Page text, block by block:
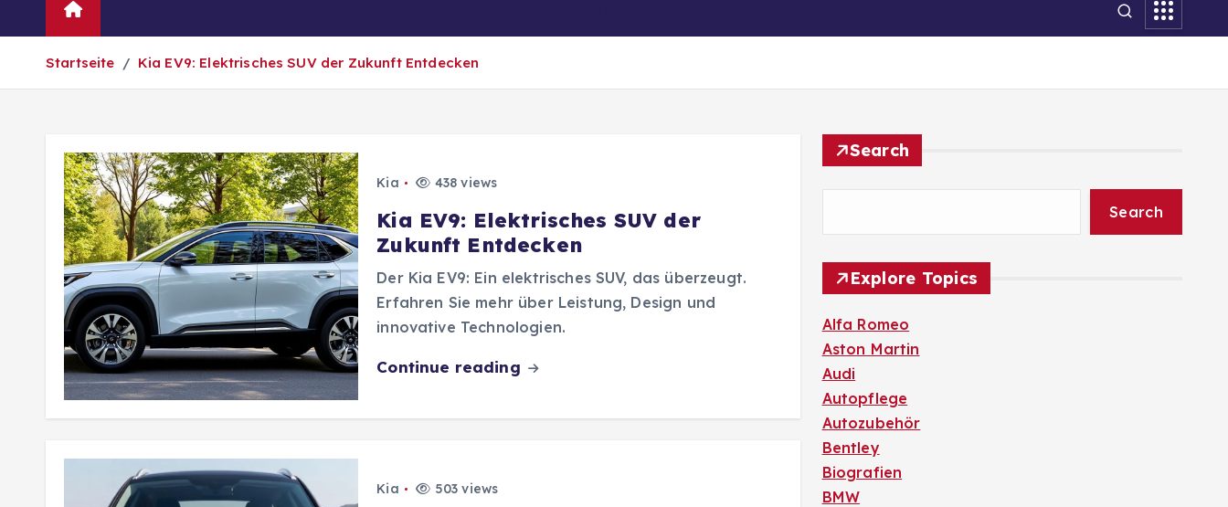
Startseite Kia EV9: Elektrisches SUV der Zukunft Entdecken
Kia 438 views
Kia EV9: Elektrisches SUV der
Zukunft Entdecken
Der Kia EV9: Ein elektrisches SUV, das überzeugt.
Erfahren Sie mehr über Leistung, Design und
innovative Technologien.
Continue reading
Kia 503 views
Search
Search
Explore Topics
Alfa Romeo
Aston Martin
Audi
Autopflege
Autozubehör
Bentley
Biografien
BMW